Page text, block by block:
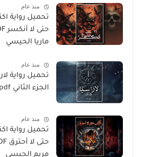
منذ عام
تحميل رواية
ماريا الحيسي
منذ عام
تحميل رواية
الجزء الثاني pdf
منذ عام
تحميل رواية
مريم الحيسي